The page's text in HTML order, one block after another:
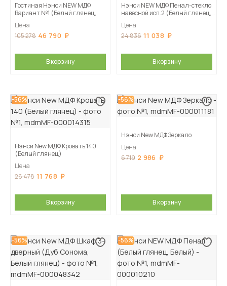
Гостиная Нэнси NEW МДФ
Вариант №1 (Белый глянец,
Цена
105 278 46 790
В корзину
Нэнси NEW МДФ Пенал-стекло
навесной исп.2 (Белый глянец,
Цена
24 836 11 038
В корзину
-56%
Нэнси New МДФ Кровать 140
(Белый глянец)
Цена
26 478 11 768
В корзину
-56%
Нэнси New МДФ Зеркало
Цена
6 719 2 986
В корзину
-56% -56%